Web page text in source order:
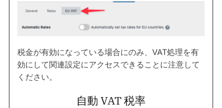
税金が有効になっている場合にのみ、VAT処理を有
効にして関連設定にアクセスできることに注意して
ください。
自動 VAT 税率